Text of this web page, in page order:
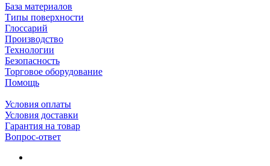
База материалов
Типы поверхности
Глоссарий
Производство
Технологии
Безопасность
Торговое оборудование
Помощь
Условия оплаты
Условия доставки
Гарантия на товар
Вопрос-ответ